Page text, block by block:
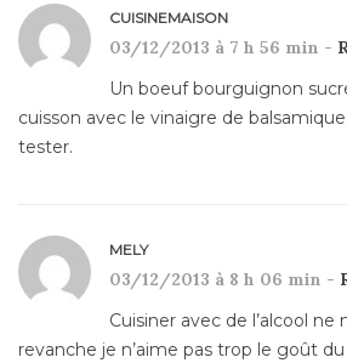
CUISINEMAISON
03/12/2013 à 7 h 56 min -
Un boeuf bourguignon
cuisson avec le vinaigre de
tester.
MELY
03/12/2013 à 8 h 06 min -
Cuisiner avec de l’alcool ne
revanche je n’aime pas trop le goût